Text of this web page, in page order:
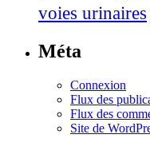
voies urinaires
Méta
Connexion
Flux des
Flux des
Site de